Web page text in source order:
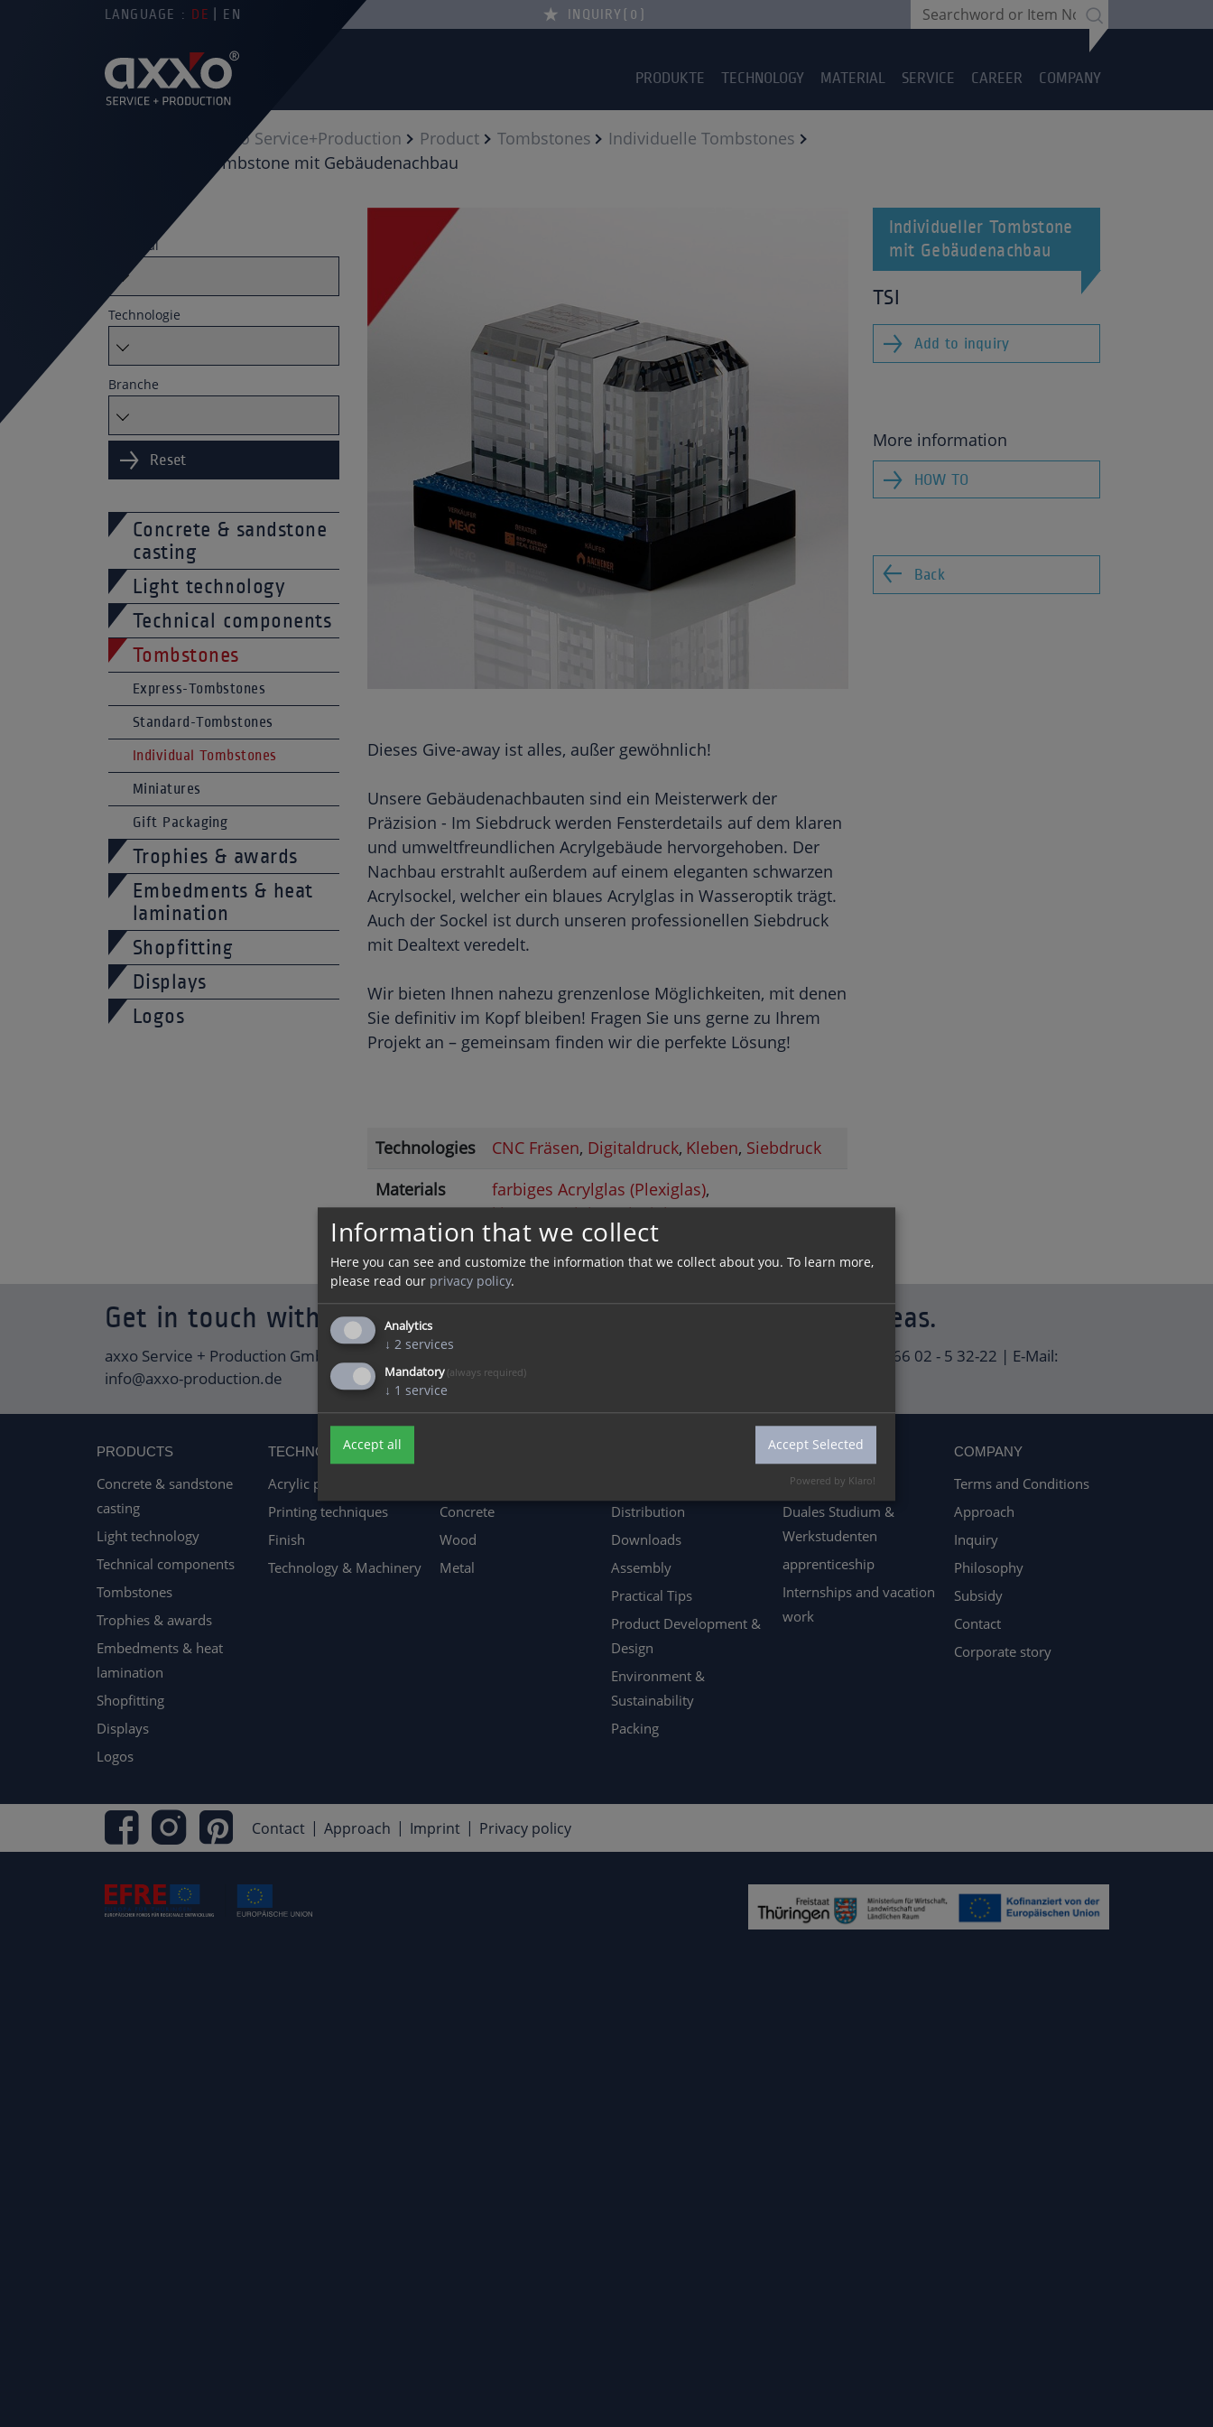
LANGUAGE : DE EN INQUIRY 0
PRODUKTE TECHNOLOGY MATERIAL SERVICE CAREER COMPANY
axxo Service+Production Product Tombstones
Individuelle Tombstones
Individueller Tombstone mit Gebäudenachbau
Material
Technologie
Branche
Reset
Concrete & sandstone
casting
Light technology
Technical components
Tombstones
Express-Tombstones
Standard-Tombstones
Individual Tombstones
Miniatures
Gift Packaging
Trophies & awards
Embedments & heat
lamination
Shopfitting
Displays
Logos
Dieses Give-away ist alles, außer gewöhnlich!
Unsere Gebäudenachbauten sind ein Meisterwerk der
Präzision - Im Siebdruck werden Fensterdetails auf dem klaren
und umweltfreundlichen Acrylgebäude hervorgehoben. Der
Nachbau erstrahlt außerdem auf einem eleganten schwarzen
Acrylsockel, welcher ein blaues Acrylglas in Wasseroptik trägt.
Auch der Sockel ist durch unseren professionellen Siebdruck
mit Dealtext veredelt.
Wir bieten Ihnen nahezu grenzenlose Möglichkeiten, mit denen
Sie definitiv im Kopf bleiben! Fragen Sie uns gerne zu Ihrem
Projekt an – gemeinsam finden wir die perfekte Lösung!
Technologies CNC Fräsen Digitaldruck Kleben Siebdruck
Materials
farbiges Acrylglas (Plexiglas)
klares Acrylglas (Plexiglas)
Individueller Tombstone
mit Gebäudenachbau
TSI
Add to inquiry
More information
HOW TO
Back
Get in touch with us and receive professional advise for your ideas.
axxo Service + Production GmbH | Mittelstraße 6 | 07554 Korbußen | Tel
| Fax +49 (0) 3 66 02 - 5 32-22 | E-Mail:
info@axxo-production.de
PRODUCTS
Concrete & sandstone
casting
Light technology
Technical components
Tombstones
Trophies & awards
Embedments & heat
lamination
Shopfitting
Displays
Logos
TECHNOLOGY
Acrylic processing
Printing techniques
Finish
Technology & Machinery
Concrete
Wood
Metal
Distribution
Downloads
Assembly
Practical Tips
Product Development &
Design
Environment &
Sustainability
Packing
CAREER
jobs
Duales Studium &
Werkstudenten
apprenticeship
Internships and vacation
work
COMPANY
Terms and Conditions
Approach
Inquiry
Philosophy
Subsidy
Contact
Corporate story
Contact Approach Imprint Privacy policy
Information that we collect
Here you can see and customize the information that we collect about you. To learn more,
please read our privacy policy.
Analytics
↓ 2 services
Mandatory (always required)
↓ 1 service
Accept Selected
Accept all
Powered by Klaro!